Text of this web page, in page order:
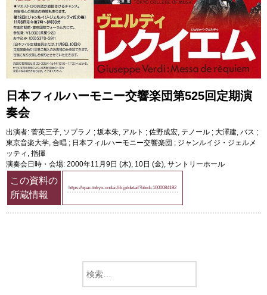
日本フィルハーモニー交響楽団第525回定期演
奏会
出演者: 菅英三子, ソプラノ ; 坂本朱, アルト ; 佐野成宏, テノール ; 大澤建, バス ;
東京音楽大学, 合唱 ; 日本フィルハーモニー交響楽団 ; ジャンルイジ・ジェルメ
ッティ, 指揮
演奏会日時・会場: 2000年11月9日 (木), 10日 (金), サントリーホール
この資料の
所蔵情報
https://opac.tokyo-ondai-lib.jp/detail?bbid=1000084192